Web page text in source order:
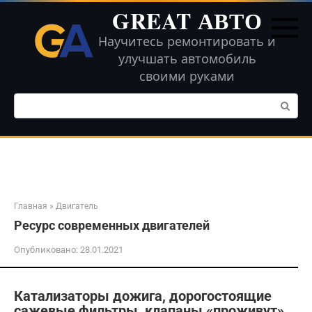
Перейти
контенту
GREAT АВТО
Научитесь ремонтировать и
улучшать автомобиль
своими руками
Поиск:
Главная » Двигатель
Ресурс современных двигателей
Опубликовано: 28.01.2021
Катализаторы дожига, дорогостоящие